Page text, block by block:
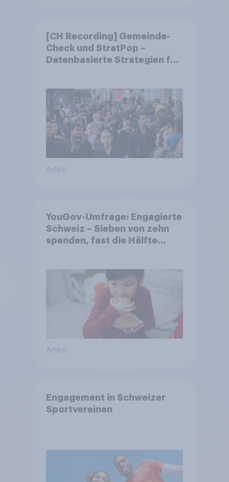
[CH Recording] Gemeinde-
Check und StratPop –
Datenbasierte Strategien für
Artikel
YouGov-Umfrage: Engagierte
Schweiz – Sieben von zehn
spenden, fast die Hälfte
Artikel
Engagement in Schweizer
Sportvereinen